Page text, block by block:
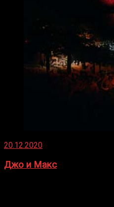
20.12.2020
Джо и Макс